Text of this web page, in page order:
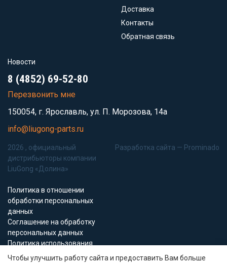
Доставка
Контакты
Обратная связь
Новости
8 (4852) 69-52-80
Перезвонить мне
150054, г. Ярославль, ул. П. Морозова, 14а
info@liugong-parts.ru
2026 , официальный
дистрибьюторы компании
LiuGong «Долина»
Политика в отношении
обработки персональных
данных
Соглашение на обработку
персональных данных
Политика использования
Cookie-файлов
Разработка сайта — Prominado
Чтобы улучшить работу сайта и предоставить Вам больше